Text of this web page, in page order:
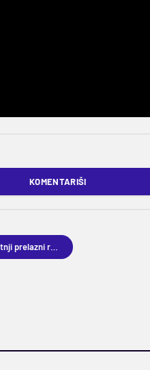
KOMENTARIŠI
Letnji prelazni rok 2026